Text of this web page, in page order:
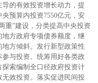
的有效投资增长动力，提
预算内投资7550亿元，安
重”建设，分类提高中央投资
方政府专项债券额度，继
方倾斜。发行新型政策性
与投资。统筹用好各类政
索编制全口径政府投资计
效投资。落实促进民间投